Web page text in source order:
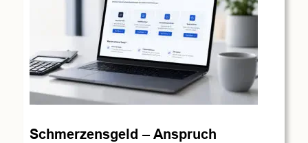
Schmerzensgeld – Anspruch